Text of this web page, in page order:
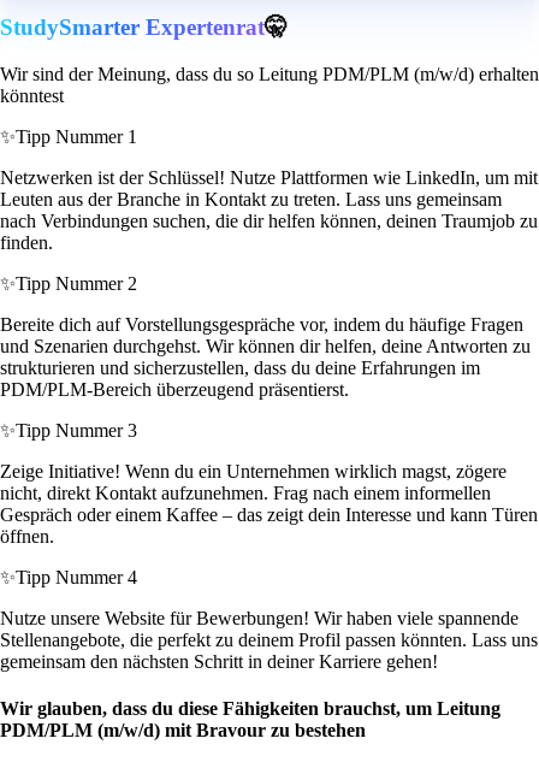
StudySmarter Expertenrat🤫
Wir sind der Meinung, dass du so Leitung PDM/PLM (m/w/d) erhalten
könntest
✨Tipp Nummer 1
Netzwerken ist der Schlüssel! Nutze Plattformen wie LinkedIn, um mit
Leuten aus der Branche in Kontakt zu treten. Lass uns gemeinsam
nach Verbindungen suchen, die dir helfen können, deinen Traumjob zu
finden.
✨Tipp Nummer 2
Bereite dich auf Vorstellungsgespräche vor, indem du häufige Fragen
und Szenarien durchgehst. Wir können dir helfen, deine Antworten zu
strukturieren und sicherzustellen, dass du deine Erfahrungen im
PDM/PLM-Bereich überzeugend präsentierst.
✨Tipp Nummer 3
Zeige Initiative! Wenn du ein Unternehmen wirklich magst, zögere
nicht, direkt Kontakt aufzunehmen. Frag nach einem informellen
Gespräch oder einem Kaffee – das zeigt dein Interesse und kann Türen
öffnen.
✨Tipp Nummer 4
Nutze unsere Website für Bewerbungen! Wir haben viele spannende
Stellenangebote, die perfekt zu deinem Profil passen könnten. Lass uns
gemeinsam den nächsten Schritt in deiner Karriere gehen!
Wir glauben, dass du diese Fähigkeiten brauchst, um Leitung
PDM/PLM (m/w/d) mit Bravour zu bestehen